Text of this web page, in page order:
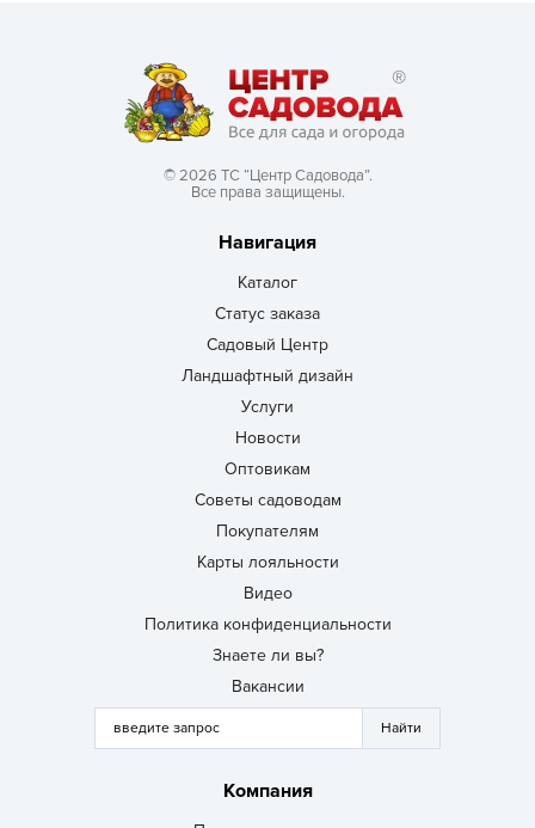
© 2026 ТС “Центр Садовода”.
Все права защищены.
Навигация
Каталог
Статус заказа
Садовый Центр
Ландшафтный дизайн
Услуги
Новости
Оптовикам
Советы садоводам
Покупателям
Карты лояльности
Видео
Политика конфиденциальности
Знаете ли вы?
Вакансии
Компания